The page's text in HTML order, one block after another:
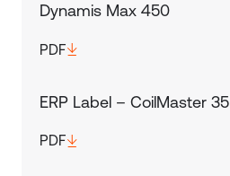
Dynamis Max 450
PDF
ERP Label – CoilMaster 35
PDF